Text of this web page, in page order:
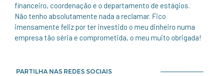
financeiro, coordenação e o departamento de estágios.
Não tenho absolutamente nada a reclamar. Fico
imensamente feliz por ter investido o meu dinheiro numa
empresa tão séria e comprometida, o meu muito obrigada!
PARTILHA NAS REDES SOCIAIS